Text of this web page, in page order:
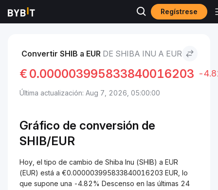
Regístrese
Mercados Shiba Inu to EUR
Convertir SHIB a EUR DE SHIBA INU A EUR
€ 0.000003995833840016203 -
Última actualización: Aug 7, 2026, 05:00:00
Gráfico de conversión de
SHIB/EUR
Hoy, el tipo de cambio de Shiba Inu (SHIB) a EUR
(EUR) está a €0.000003995833840016203 EUR, lo
que supone una -4.82% Descenso en las últimas 24